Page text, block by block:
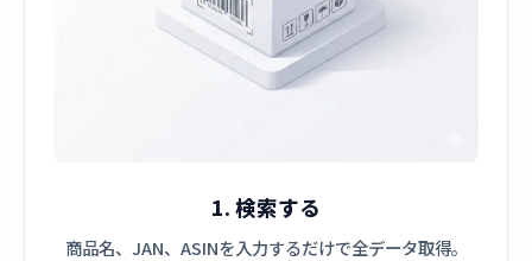
1. 検索する
商品名、JAN、ASINを入力するだけで全データ取得。